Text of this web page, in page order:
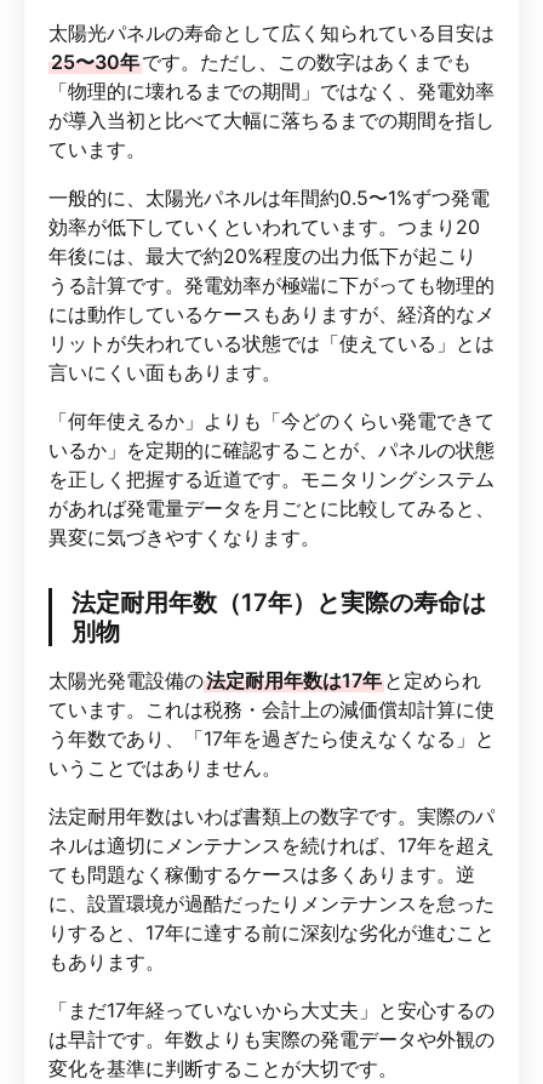
太陽光パネルの寿命として広く知られている目安は
25〜30年です。ただし、この数字はあくまでも
「物理的に壊れるまでの期間」ではなく、発電効率
が導入当初と比べて大幅に落ちるまでの期間を指し
ています。
一般的に、太陽光パネルは年間約0.5〜1%ずつ発電
効率が低下していくといわれています。つまり20
年後には、最大で約20%程度の出力低下が起こり
うる計算です。発電効率が極端に下がっても物理的
には動作しているケースもありますが、経済的なメ
リットが失われている状態では「使えている」とは
言いにくい面もあります。
「何年使えるか」よりも「今どのくらい発電できて
いるか」を定期的に確認することが、パネルの状態
を正しく把握する近道です。モニタリングシステム
があれば発電量データを月ごとに比較してみると、
異変に気づきやすくなります。
法定耐用年数（17年）と実際の寿命は
別物
太陽光発電設備の法定耐用年数は17年 と定められ
ています。これは税務・会計上の減価償却計算に使
う年数であり、「17年を過ぎたら使えなくなる」と
いうことではありません。
法定耐用年数はいわば書類上の数字です。実際のパ
ネルは適切にメンテナンスを続ければ、17年を超え
ても問題なく稼働するケースは多くあります。逆
に、設置環境が過酷だったりメンテナンスを怠った
りすると、17年に達する前に深刻な劣化が進むこと
もあります。
「まだ17年経っていないから大丈夫」と安心するの
は早計です。年数よりも実際の発電データや外観の
変化を基準に判断することが大切です。